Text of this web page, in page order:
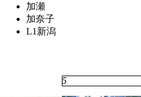
加瀬
加奈子
L1 新潟
5